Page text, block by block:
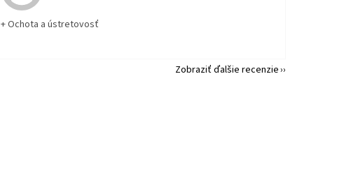
+ Ochota a ústretovosť
Zobraziť ďalšie recenzie